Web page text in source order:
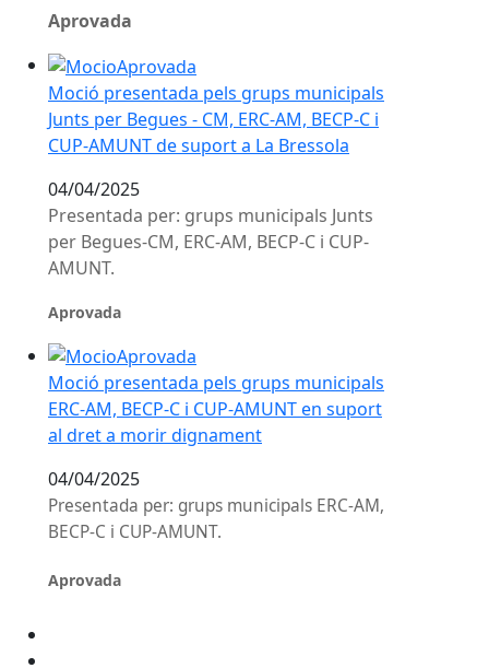
Aprovada
Moció presentada pels grups municipals Junts per
Moció presentada pels grups municipals
Junts per Begues - CM, ERC-AM, BECP-C i
CUP-AMUNT de suport a La Bressola
04/04/2025
Presentada per: grups municipals Junts
per Begues-CM, ERC-AM, BECP-C i CUP-
AMUNT.
Aprovada
Moció presentada pels grups municipals ERC-AM,
Moció presentada pels grups municipals
ERC-AM, BECP-C i CUP-AMUNT en suport
al dret a morir dignament
04/04/2025
Presentada per: grups municipals ERC-AM,
BECP-C i CUP-AMUNT.
Aprovada